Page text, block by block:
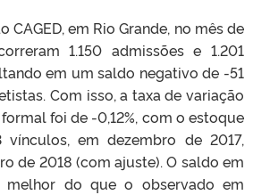
CAGED, em Rio Grande, no mês de
1.150 admissões e 1.201
em um saldo negativo de -51
Com isso, a taxa de variação
foi de -0,12%, com o estoque
vínculos, em dezembro de 2017,
de 2018 (com ajuste). O saldo em
melhor do que o observado em